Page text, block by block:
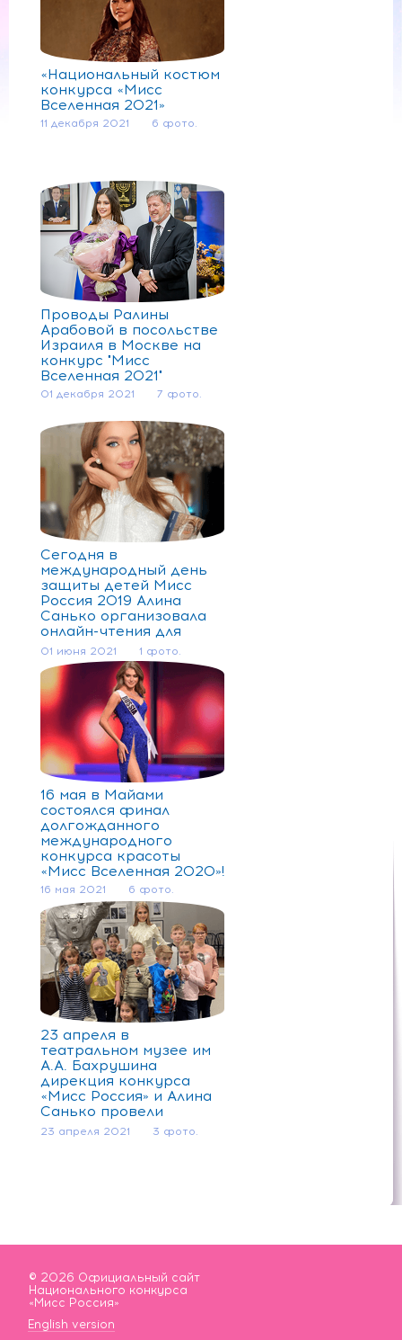
«Национальный костюм
конкурса «Мисс
Вселенная 2021»
11 декабря 2021 6 фото.
Проводы Ралины
Арабовой в посольстве
Израиля в Москве на
конкурс "Мисс
Вселенная 2021"
01 декабря 2021 7 фото.
Сегодня в
международный день
защиты детей Мисс
Россия 2019 Алина
Санько организовала
онлайн-чтения для
маленьких подопечных
благотворительного
фонда «Подсолнух».
01 июня 2021 1 фото.
16 мая в Майами
состоялся финал
долгожданного
международного
конкурса красоты
«Мисс Вселенная 2020»!
16 мая 2021 6 фото.
23 апреля в
театральном музее им
А.А. Бахрушина
дирекция конкурса
«Мисс Россия» и Алина
Санько провели
благотворительное
мероприятие для
23 апреля 2021 3 фото.
© 2026 Официальный сайт
Национального конкурса
«Мисс Россия»
English version